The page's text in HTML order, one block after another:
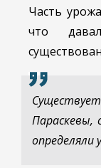
Часть
что
Параскевы,
определяли